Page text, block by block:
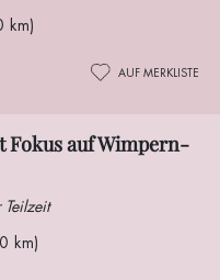
km)
AUF MERKLISTE
Fokus auf Wimpern-
Teilzeit
km)